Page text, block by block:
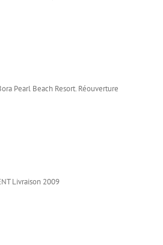
Pearl Beach Resort. Réouverture
Livraison 2009